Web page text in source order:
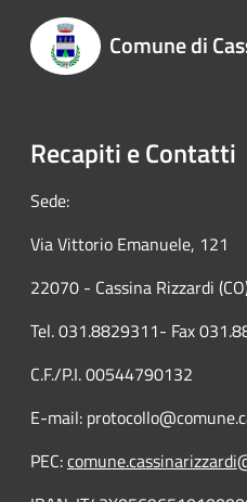
Comune di
Recapiti e Contatti
Sede:
Via Vittorio Emanuele, 121
22070 - Cassina Rizzardi
Tel. 031.8829311- Fax
C.F./P.I. 00544790132
E-mail:
PEC: